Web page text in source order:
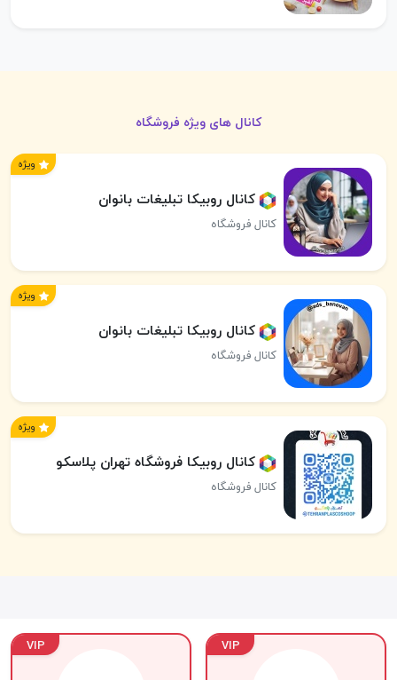
کانال های ویژه فروشگاه
ویژه
کانال روبیکا تبلیغات بانوان
کانال فروشگاه
ویژه
کانال روبیکا تبلیغات بانوان
کانال فروشگاه
ویژه
کانال روبیکا فروشگاه تهران پلاسکو
کانال فروشگاه
VIP
VIP